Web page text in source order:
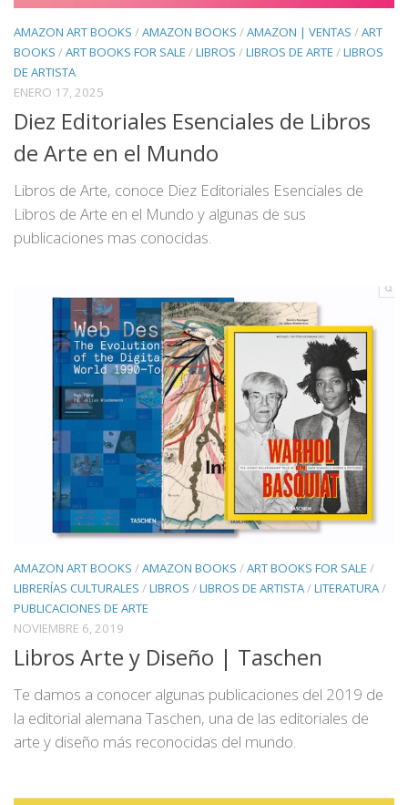
AMAZON ART BOOKS /AMAZON BOOKS /AMAZON | VENTAS /ART
BOOKS /ART BOOKS FOR SALE /LIBROS /LIBROS DE ARTE /LIBROS
DE ARTISTA
ENERO 17, 2025
Diez Editoriales Esenciales de Libros
de Arte en el Mundo
Libros de Arte, conoce Diez Editoriales Esenciales de
Libros de Arte en el Mundo y algunas de sus
publicaciones mas conocidas.
AMAZON ART BOOKS /AMAZON BOOKS /ART BOOKS FOR SALE /
LIBRERÍAS CULTURALES /LIBROS /LIBROS DE ARTISTA/LITERATURA/
PUBLICACIONES DE ARTE
NOVIEMBRE 6, 2019
Libros Arte y Diseño | Taschen
Te damos a conocer algunas publicaciones del 2019 de
la editorial alemana Taschen, una de las editoriales de
arte y diseño más reconocidas del mundo.